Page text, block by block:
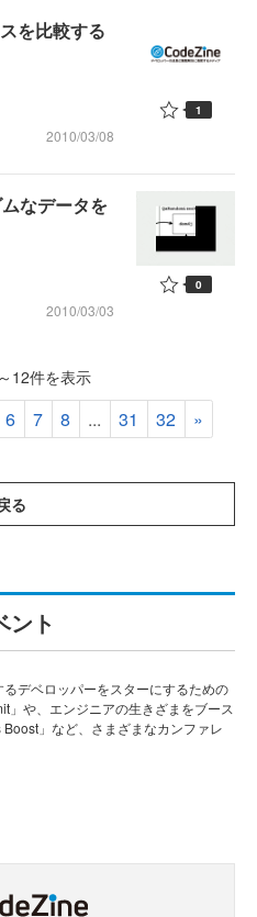
を比較する
2010/03/08
1
なデータを
2010/03/03
0
12件を表示
6 7 8 ... 31 32 »
る
ント
デベロッパーをスターにするための
や、エンジニアの生きざまをブース
」など、さまざまなカンファレ